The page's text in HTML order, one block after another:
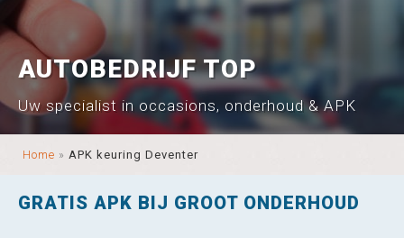
AUTOBEDRIJF TOP
Uw specialist in occasions, onderhoud & APK
Home » APK keuring Deventer
GRATIS APK BIJ GROOT ONDERHOUD